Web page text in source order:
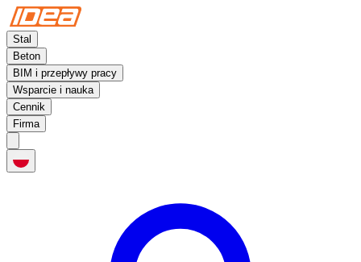
Stal
Beton
BIM i przepływy pracy
Wsparcie i nauka
Cennik
Firma